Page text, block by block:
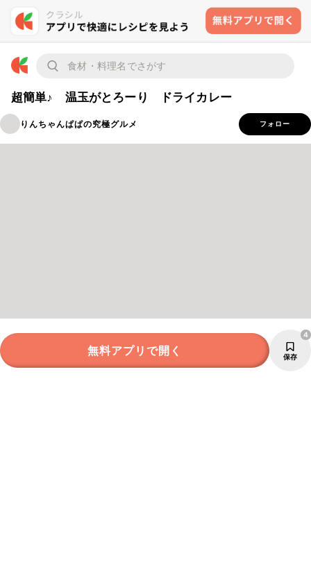
超簡単♪ 温玉がとろーり ドライカレー
りんちゃんぱぱの究極グルメ フォロー
無料アプリで開く 保存
4